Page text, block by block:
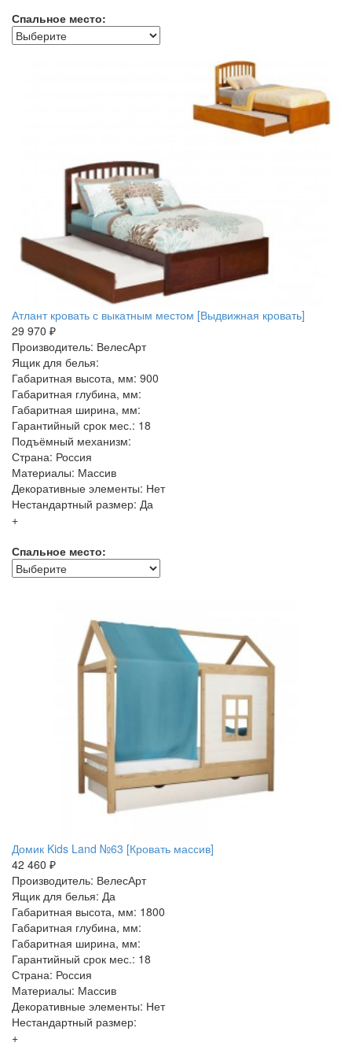
Спальное место:
Атлант кровать с выкатным местом [Выдвижная кровать]
29 970 ₽
Производитель: ВелесАрт
Ящик для белья:
Габаритная высота, мм: 900
Габаритная глубина, мм:
Габаритная ширина, мм:
Гарантийный срок мес.: 18
Подъёмный механизм:
Страна: Россия
Материалы: Массив
Декоративные элементы: Нет
Нестандартный размер: Да
+
Спальное место:
Домик Kids Land №63 [Кровать массив]
42 460 ₽
Производитель: ВелесАрт
Ящик для белья: Да
Габаритная высота, мм: 1800
Габаритная глубина, мм:
Габаритная ширина, мм:
Гарантийный срок мес.: 18
Страна: Россия
Материалы: Массив
Декоративные элементы: Нет
Нестандартный размер:
+